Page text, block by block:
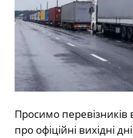
Просимо
про офіційні вихідні